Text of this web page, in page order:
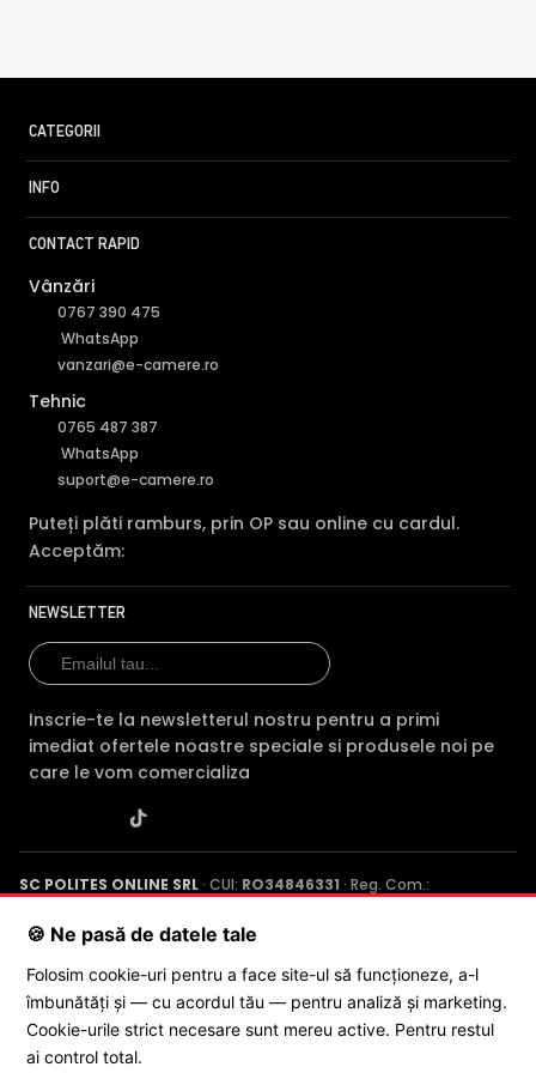
Cu ajutorul functie SMD Plus, camera IP Dahua IPC-
inteligenta, facand diferenta intre miscarile provocate de
om sau masina, eliminandu-le pe cele provocate de
vegetatie, animale, insecte, lumini sau chiar ploaie.
Perimeter Protection
Functia camerei IP Dahua IPC-HDBW2541R-ZAS-27135 de
detectie perimetrala inteligenta, spre deosebire de
functiile IVS clasice, ofera un plus de acuratete, eliminand
CATEGORII
INFO
CONTACT RAPID
Vânzări
0767 390 475
WhatsApp
vanzari@e-camere.ro
Tehnic
0765 487 387
WhatsApp
suport@e-camere.ro
Puteți plăti ramburs, prin OP sau online cu cardul.
Acceptăm:
NEWSLETTER
Inscrie-te la newsletterul nostru pentru a primi
imediat ofertele noastre speciale si produsele noi pe
care le vom comercializa
SC POLITES ONLINE SRL · CUI: RO34846331 · Reg. Com.:
Poenaru, Nr. 1, Craiova, Jud. Dolj ·
© 2026 SC POLITES ONLINE SRL
🍪 Ne pasă de datele tale
Folosim cookie-uri pentru a face site-ul să funcționeze, a-l
îmbunătăți și — cu acordul tău — pentru analiză și marketing.
Cookie-urile strict necesare sunt mereu active. Pentru restul
ai control total.